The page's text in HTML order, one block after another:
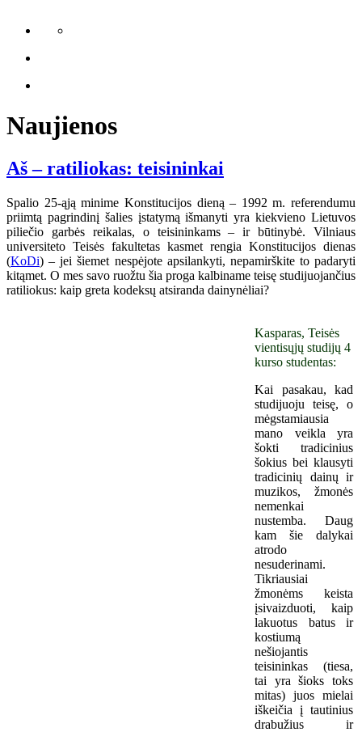
Naujienos
Aš – ratiliokas: teisininkai
Spalio 25-ąją minime Konstitucijos dieną – 1992 m. referendumu
priimtą pagrindinį šalies įstatymą išmanyti yra kiekvieno Lietuvos
piliečio garbės reikalas, o teisininkams – ir būtinybė. Vilniaus
universiteto Teisės fakultetas kasmet rengia Konstitucijos dienas
(KoDi) – jei šiemet nespėjote apsilankyti, nepamirškite to padaryti
kitąmet. O mes savo ruožtu šia proga kalbiname teisę studijuojančius
ratiliokus: kaip greta kodeksų atsiranda dainynėliai?
Kasparas, Teisės
vientisųjų studijų 4
kurso studentas:
Kai pasakau, kad
studijuoju teisę, o
mėgstamiausia
mano veikla yra
šokti tradicinius
šokius bei klausyti
tradicinių dainų ir
muzikos, žmonės
nemenkai
nustemba. Daug
kam šie dalykai
atrodo
nesuderinami.
Tikriausiai
žmonėms keista
įsivaizduoti, kaip
lakuotus batus ir
kostiumą
nešiojantis
teisininkas (tiesa,
tai yra šioks toks
mitas) juos mielai
iškeičia į tautinius
drabužius ir